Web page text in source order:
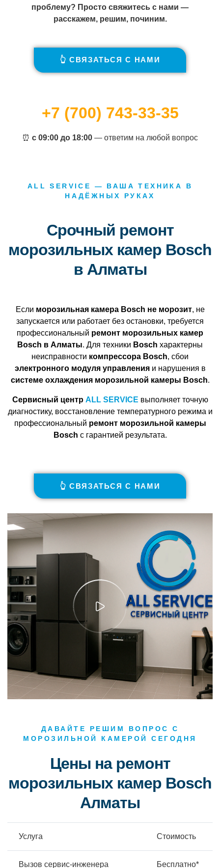
проблему? Просто свяжитесь с нами —
расскажем, решим, починим.
👆 СВЯЗАТЬСЯ С НАМИ
+7 (700) 743-33-35
⏰ с 09:00 до 18:00 — ответим на любой вопрос
ALL SERVICE — ВАША ТЕХНИКА В
НАДЁЖНЫХ РУКАХ
Срочный ремонт
морозильных камер Bosch
в Алматы
Если морозильная камера Bosch не морозит, не
запускается или работает без остановки, требуется
профессиональный ремонт морозильных камер
Bosch в Алматы. Для техники Bosch характерны
неисправности компрессора Bosch, сбои
электронного модуля управленияи нарушения в
системе охлаждения морозильной камеры Bosch.
Сервисный центр ALL SERVICE выполняет точную
диагностику, восстановление температурного режима и
профессиональный ремонт морозильной камеры
Bosch с гарантией результата.
👆 СВЯЗАТЬСЯ С НАМИ
ДАВАЙТЕ РЕШИМ ВОПРОС С
МОРОЗИЛЬНОЙ КАМЕРОЙ СЕГОДНЯ
Цены на ремонт
морозильных камер Bosch
Алматы
Услуга Стоимость
Вызов сервис-инженера Бесплатно*